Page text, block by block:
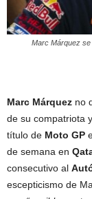
Marc Márquez se
Marc Márquez no
de su compatriota
título de Moto GP
de semana en
consecutivo al
escepticismo de